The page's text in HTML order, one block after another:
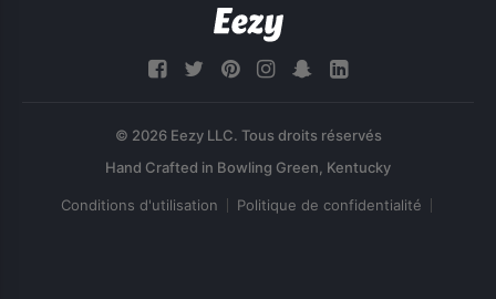
© 2026 Eezy LLC. Tous droits réservés
Conditions d'utilisation Politique de confidentialité